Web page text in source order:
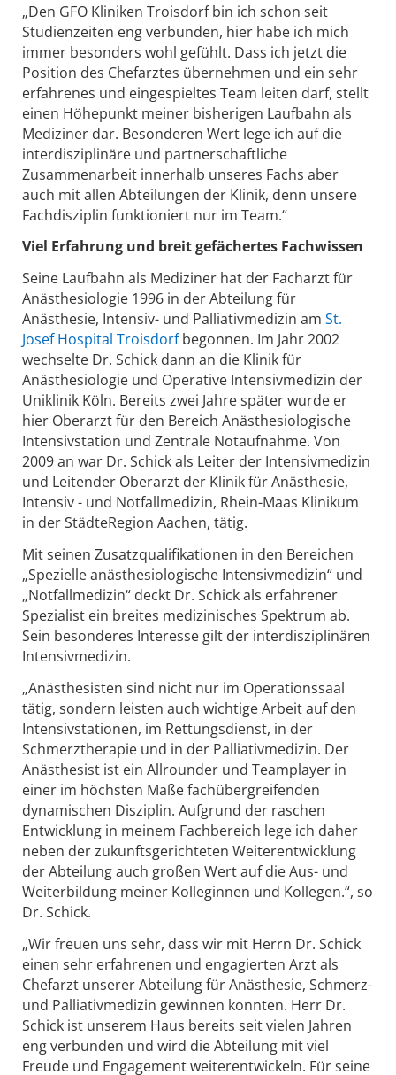
„Den GFO Kliniken Troisdorf bin ich schon seit
Studienzeiten eng verbunden, hier habe ich mich
immer besonders wohl gefühlt. Dass ich jetzt die
Position des Chefarztes übernehmen und ein sehr
erfahrenes und eingespieltes Team leiten darf, stellt
einen Höhepunkt meiner bisherigen Laufbahn als
Mediziner dar. Besonderen Wert lege ich auf die
interdisziplinäre und partnerschaftliche
Zusammenarbeit innerhalb unseres Fachs aber
auch mit allen Abteilungen der Klinik, denn unsere
Fachdisziplin funktioniert nur im Team.“
Viel Erfahrung und breit gefächertes Fachwissen
Seine Laufbahn als Mediziner hat der Facharzt für
Anästhesiologie 1996 in der Abteilung für
Anästhesie, Intensiv- und Palliativmedizin am St.
Josef Hospital Troisdorfbegonnen. Im Jahr 2002
wechselte Dr. Schick dann an die Klinik für
Anästhesiologie und Operative Intensivmedizin der
Uniklinik Köln. Bereits zwei Jahre später wurde er
hier Oberarzt für den Bereich Anästhesiologische
Intensivstation und Zentrale Notaufnahme. Von
2009 an war Dr. Schick als Leiter der Intensivmedizin
und Leitender Oberarzt der Klinik für Anästhesie,
Intensiv - und Notfallmedizin, Rhein-Maas Klinikum
in der StädteRegion Aachen, tätig.
Mit seinen Zusatzqualifikationen in den Bereichen
„Spezielle anästhesiologische Intensivmedizin“ und
„Notfallmedizin“ deckt Dr. Schick als erfahrener
Spezialist ein breites medizinisches Spektrum ab.
Sein besonderes Interesse gilt der interdisziplinären
Intensivmedizin.
„Anästhesisten sind nicht nur im Operationssaal
tätig, sondern leisten auch wichtige Arbeit auf den
Intensivstationen, im Rettungsdienst, in der
Schmerztherapie und in der Palliativmedizin. Der
Anästhesist ist ein Allrounder und Teamplayer in
einer im höchsten Maße fachübergreifenden
dynamischen Disziplin. Aufgrund der raschen
Entwicklung in meinem Fachbereich lege ich daher
neben der zukunftsgerichteten Weiterentwicklung
der Abteilung auch großen Wert auf die Aus- und
Weiterbildung meiner Kolleginnen und Kollegen.“, so
Dr. Schick.
„Wir freuen uns sehr, dass wir mit Herrn Dr. Schick
einen sehr erfahrenen und engagierten Arzt als
Chefarzt unserer Abteilung für Anästhesie, Schmerz-
und Palliativmedizin gewinnen konnten. Herr Dr.
Schick ist unserem Haus bereits seit vielen Jahren
eng verbunden und wird die Abteilung mit viel
Freude und Engagement weiterentwickeln. Für seine